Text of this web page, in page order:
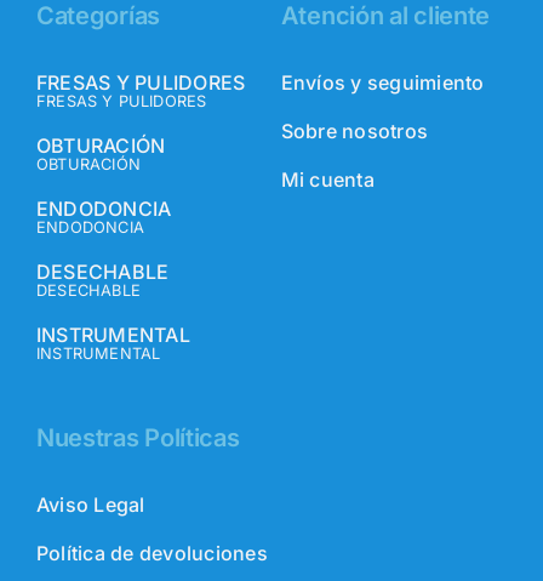
Categorías
FRESAS Y PULIDORES
FRESAS Y PULIDORES
OBTURACIÓN
OBTURACIÓN
ENDODONCIA
ENDODONCIA
DESECHABLE
DESECHABLE
INSTRUMENTAL
INSTRUMENTAL
Atención al cliente
Envíos y seguimiento
Sobre nosotros
Mi cuenta
Nuestras Políticas
Aviso Legal
Política de devoluciones